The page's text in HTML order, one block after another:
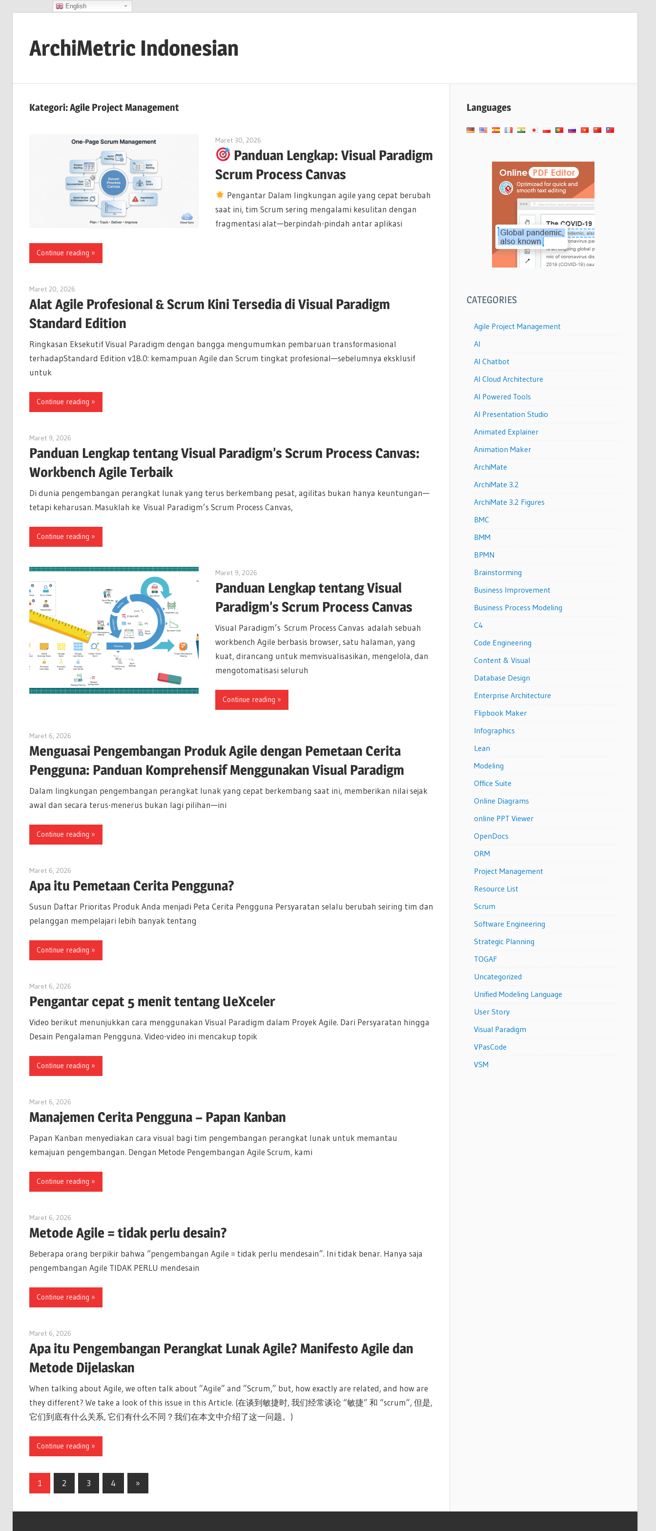
contentArchiMetric Indonesian
Dev
Scrum,
Kategori:Agile Project Management
Maret 30, 2026
Panduan Lengkap: Visual Paradigm
Scrum Process Canvas
Pengantar Dalam lingkungan agile yang cepat berubah
saat ini, tim Scrum sering mengalami kesulitan dengan
fragmentasi alat—berpindah-pindah antar aplikasi
Continue reading
Maret 20, 2026
Alat Agile Profesional & Scrum Kini Tersedia di Visual Paradigm
Standard Edition
Ringkasan Eksekutif Visual Paradigm dengan bangga mengumumkan pembaruan transformasional
terhadapStandard Edition v18.0: kemampuan Agile dan Scrum tingkat profesional—sebelumnya eksklusif
untuk
Continue reading
Maret 9, 2026
Panduan Lengkap tentang Visual Paradigm’s Scrum Process Canvas:
Workbench Agile Terbaik
Di dunia pengembangan perangkat lunak yang terus berkembang pesat, agilitas bukan hanya keuntungan—
tetapi keharusan. Masuklah ke Visual Paradigm’s Scrum Process Canvas,
Continue reading
Maret 9, 2026
Panduan Lengkap tentang Visual
Paradigm’s Scrum Process Canvas
Visual Paradigm’s Scrum Process Canvas adalah sebuah
workbench Agile berbasis browser, satu halaman, yang
kuat, dirancang untuk memvisualisasikan, mengelola, dan
mengotomatisasi seluruh
Continue reading
Maret 6, 2026
Menguasai Pengembangan Produk Agile dengan Pemetaan Cerita
Pengguna: Panduan Komprehensif Menggunakan Visual Paradigm
Dalam lingkungan pengembangan perangkat lunak yang cepat berkembang saat ini, memberikan nilai sejak
awal dan secara terus-menerus bukan lagi pilihan—ini
Continue reading
Maret 6, 2026
Apa itu Pemetaan Cerita Pengguna?
Susun Daftar Prioritas Produk Anda menjadi Peta Cerita Pengguna Persyaratan selalu berubah seiring tim dan
pelanggan mempelajari lebih banyak tentang
Continue reading
Maret 6, 2026
Pengantar cepat 5 menit tentang UeXceler
Video berikut menunjukkan cara menggunakan Visual Paradigm dalam Proyek Agile. Dari Persyaratan hingga
Desain Pengalaman Pengguna. Video-video ini mencakup topik
Continue reading
Maret 6, 2026
Manajemen Cerita Pengguna – Papan Kanban
Papan Kanban menyediakan cara visual bagi tim pengembangan perangkat lunak untuk memantau
kemajuan pengembangan. Dengan Metode Pengembangan Agile Scrum, kami
Continue reading
Maret 6, 2026
Metode Agile = tidak perlu desain?
Beberapa orang berpikir bahwa “pengembangan Agile = tidak perlu mendesain”. Ini tidak benar. Hanya saja
pengembangan Agile TIDAK PERLU mendesain
Continue reading
Maret 6, 2026
Apa itu Pengembangan Perangkat Lunak Agile? Manifesto Agile dan
Metode Dijelaskan
When talking about Agile, we often talk about ”Agile” and ”Scrum,” but, how exactly are related, and how are
they different? We take a look of this issue in this Article. (在谈到敏捷时, 我们经常谈论 “敏捷” 和 “scrum”, 但是,
它们到底有什么关系, 它们有什么不同？我们在本文中介绍了这一问题。)
Continue reading
Paginasi
1 2 3 4
Next
Posts
»
Languages
CATEGORIES
Agile Project Management
AI
AI Chatbot
AI Cloud Architecture
AI Powered Tools
AI Presentation Studio
Animated Explainer
Animation Maker
ArchiMate
ArchiMate 3.2
ArchiMate 3.2 Figures
BMC
BMM
BPMN
Brainstorming
Business Improvement
Business Process Modeling
C4
Code Engineering
Content & Visual
Database Design
Enterprise Architecture
Flipbook Maker
Infographics
Lean
Modeling
Office Suite
Online Diagrams
online PPT Viewer
OpenDocs
ORM
Project Management
Resource List
Scrum
Software Engineering
Strategic Planning
TOGAF
Uncategorized
Unified Modeling Language
User Story
Visual Paradigm
VPasCode
VSM
English